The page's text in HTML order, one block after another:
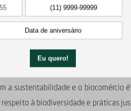
desenvolvida para apoiar o bem-
ingredientes cultivados de forma
certificações
a sustentabilidade e o
à biodiversidade e práticas